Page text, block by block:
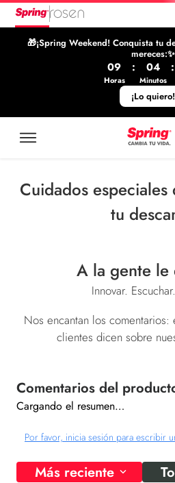
🎁¡Spring Weekend! Conquista tu
mereces:✨
09
Horas
: 04
Minutos
:
¡Lo quiero!
Cuidados especiales
tu
A la gente le
Innovar.
Nos encantan los
clientes dicen sobre
Cargando el resumen…
Por favor, inicia sesión para escribir
Más reciente